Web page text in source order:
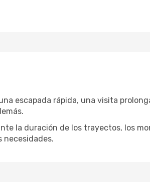
escapada rápida, una visita
la duración de los trayectos, los
necesidades.